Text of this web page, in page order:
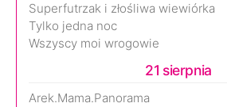
Superfutrzak i złośliwa wiewiórka
Tylko jedna noc
Wszyscy moi wrogowie
21 sierpnia
Arek.Mama.Panorama